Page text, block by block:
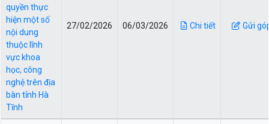
quyền thực
hiện một số
nội dung
thuộc lĩnh
vực khoa
học, công
nghệ trên địa
bàn tỉnh Hà
Tĩnh
27/02/2026 06/03/2026 Chi tiết Gửi